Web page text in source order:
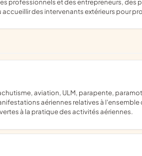
des intervenants extérieurs pour
aériennes relatives à
à la pratique des activités aériennes.